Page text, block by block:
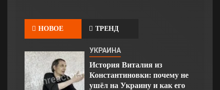
НОВОЕ ТРЕНД
УКРАИНА
История Виталия из
Константиновки: почему не
ушёл на Украину и как его